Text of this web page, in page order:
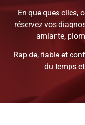
En quelques clics,
réservez vos
amiante,
Rapide, fiable et
du temps